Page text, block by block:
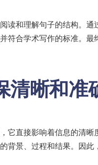
读和理解句子的结构。
符合学术写作的标准。
清晰和准
它直接影响着信息的清
背景、过程和结果。因此